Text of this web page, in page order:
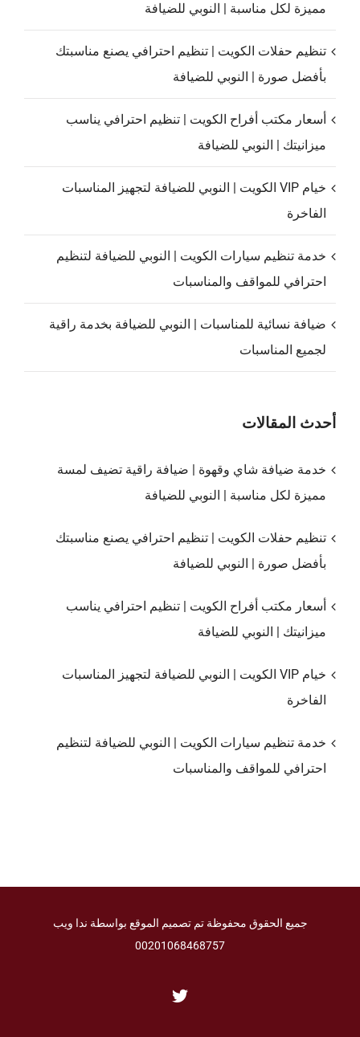
مميزة لكل مناسبة | النوبي للضيافة
تنظيم حفلات الكويت | تنظيم احترافي يصنع مناسبتك
بأفضل صورة | النوبي للضيافة
أسعار مكتب أفراح الكويت | تنظيم احترافي يناسب
ميزانيتك | النوبي للضيافة
خيام VIP الكويت | النوبي للضيافة لتجهيز المناسبات
الفاخرة
خدمة تنظيم سيارات الكويت | النوبي للضيافة لتنظيم
احترافي للمواقف والمناسبات
ضيافة نسائية للمناسبات | النوبي للضيافة بخدمة راقية
لجميع المناسبات
أحدث المقالات
خدمة ضيافة شاي وقهوة | ضيافة راقية تضيف لمسة
مميزة لكل مناسبة | النوبي للضيافة
تنظيم حفلات الكويت | تنظيم احترافي يصنع مناسبتك
بأفضل صورة | النوبي للضيافة
أسعار مكتب أفراح الكويت | تنظيم احترافي يناسب
ميزانيتك | النوبي للضيافة
خيام VIP الكويت | النوبي للضيافة لتجهيز المناسبات
الفاخرة
خدمة تنظيم سيارات الكويت | النوبي للضيافة لتنظيم
احترافي للمواقف والمناسبات
جميع الحقوق محفوظة تم تصميم الموقع بواسطة ندا ويب
00201068468757